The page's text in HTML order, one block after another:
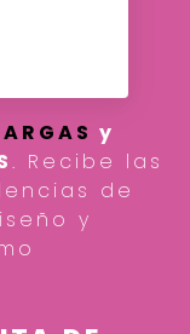
y
. Recibe las
de
y